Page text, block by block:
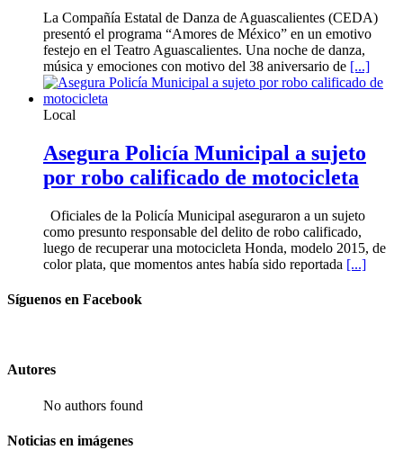
La Compañía Estatal de Danza de Aguascalientes (CEDA)
presentó el programa “Amores de México” en un emotivo
festejo en el Teatro Aguascalientes. Una noche de danza,
música y emociones con motivo del 38 aniversario de [...]
Local
Asegura Policía Municipal a sujeto
por robo calificado de motocicleta
Oficiales de la Policía Municipal aseguraron a un sujeto
como presunto responsable del delito de robo calificado,
luego de recuperar una motocicleta Honda, modelo 2015, de
color plata, que momentos antes había sido reportada [...]
Síguenos en Facebook
Autores
No authors found
Noticias en imágenes